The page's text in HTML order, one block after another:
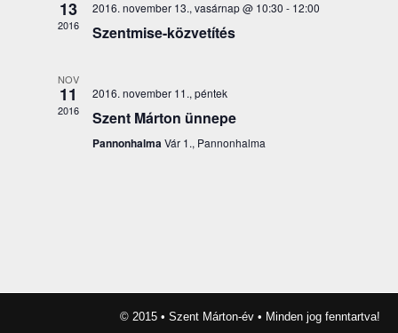
13
2016
2016. november 13., vasárnap @ 10:30 - 12:00
Szentmise-közvetítés
NOV
11
2016
2016. november 11., péntek
Szent Márton ünnepe
PannonhalmaVár 1., Pannonhalma
© 2015 • Szent Márton-év • Minden jog fenntartva!